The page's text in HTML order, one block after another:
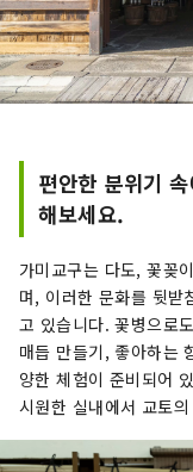
편안한 분위기
해보세요.
가미교구는 다도, 꽃꽂
며, 이러한 문화를 뒷받
고 있습니다. 꽃병으로
매듭 만들기, 좋아하는
양한 체험이 준비되어
시원한 실내에서 교토